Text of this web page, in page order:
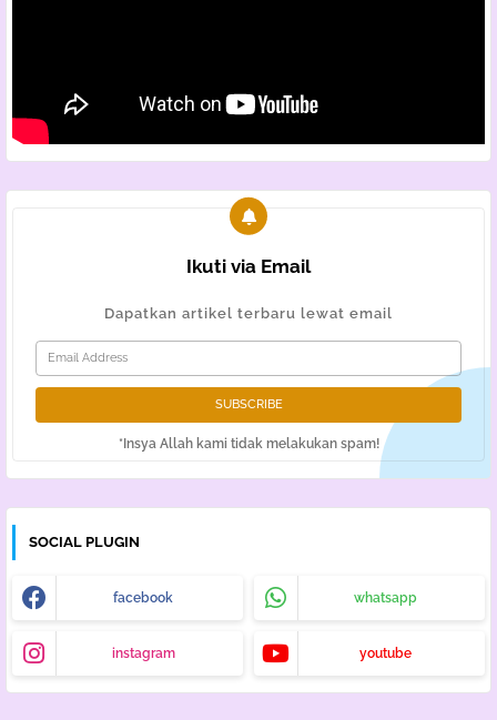
Ikuti via Email
Dapatkan artikel terbaru lewat email
*Insya Allah kami tidak melakukan spam!
SOCIAL PLUGIN
facebook whatsapp
instagram youtube